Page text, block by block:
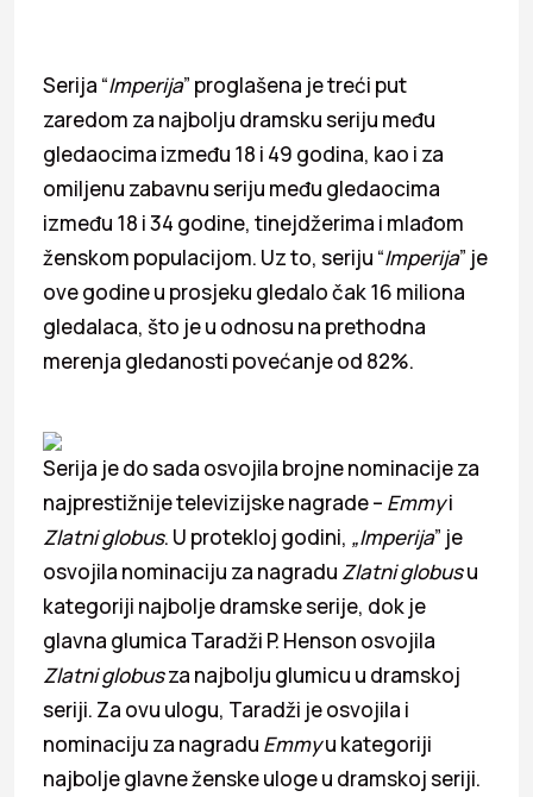
Serija “Imperija” proglašena je treći put
zaredom za najbolju dramsku seriju među
gledaocima između 18 i 49 godina, kao i za
omiljenu zabavnu seriju među gledaocima
između 18 i 34 godine, tinejdžerima i mlađom
ženskom populacijom. Uz to, seriju “Imperija” je
ove godine u prosjeku gledalo čak 16 miliona
gledalaca, što je u odnosu na prethodna
merenja gledanosti povećanje od 82%.
Serija je do sada osvojila brojne nominacije za
najprestižnije televizijske nagrade – Emmyi
Zlatni globus. U protekloj godini, „Imperija” je
osvojila nominaciju za nagradu Zlatni globusu
kategoriji najbolje dramske serije, dok je
glavna glumica Taradži P. Henson osvojila
Zlatni globusza najbolju glumicu u dramskoj
seriji. Za ovu ulogu, Taradži je osvojila i
nominaciju za nagradu Emmyu kategoriji
najbolje glavne ženske uloge u dramskoj seriji.